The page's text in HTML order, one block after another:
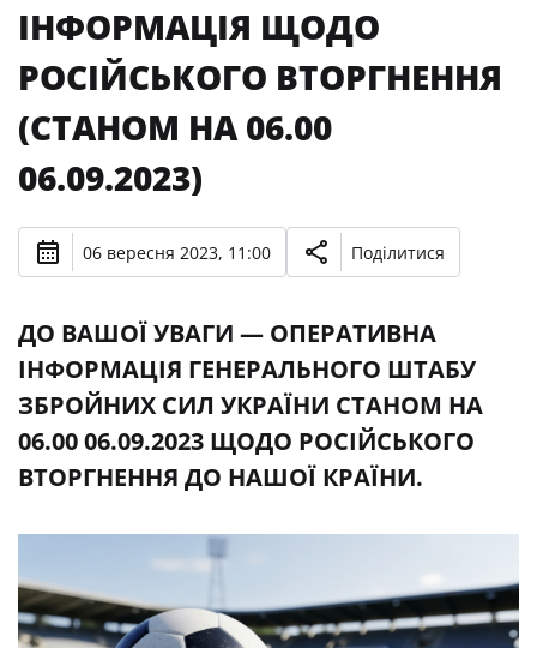
ІНФОРМАЦІЯ ЩОДО
РОСІЙСЬКОГО ВТОРГНЕННЯ
(СТАНОМ НА 06.00
06.09.2023)
06 вересня 2023, 11:00 Поділитися
ДО ВАШОЇ УВАГИ — ОПЕРАТИВНА
ІНФОРМАЦІЯ ГЕНЕРАЛЬНОГО ШТАБУ
ЗБРОЙНИХ СИЛ УКРАЇНИ СТАНОМ НА
06.00 06.09.2023 ЩОДО РОСІЙСЬКОГО
ВТОРГНЕННЯ ДО НАШОЇ КРАЇНИ.